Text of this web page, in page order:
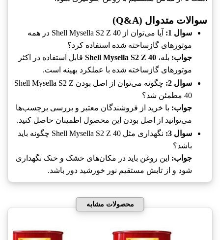
سوالات متدوال (Q&A)
سوال 1:
آیا می‌توان از Shell Mysella S2 Z 40 در همه
موتورهای گازساخته شده استفاده کرد؟
جواب: بله، Shell Mysella S2 Z 40 قابل استفاده در اکثر
موتورهای گازساخته شده با عملکرد بهینه است.
سوال 2:
چگونه می‌توان از اصل بودن Shell Mysella S2 Z
40 مطمئن شد؟
جواب: با خرید از فروشندگان معتبر و بررسی برچسب‌ها
می‌توانید از اصل بودن این محصول اطمینان حاصل کنید.
سوال 3:
نگهداری مثل Shell Mysella S2 Z 40 چگونه باید
باشد؟
جواب: این روغن باید در مکان‌های خشک و خنک نگهداری
شود و از تابش مستقیم نور خورشید دور باشد.
محصولات مشابه